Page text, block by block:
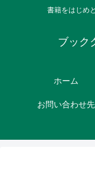
書籍をはじめ
ブック
ホーム
お問い合わせ先